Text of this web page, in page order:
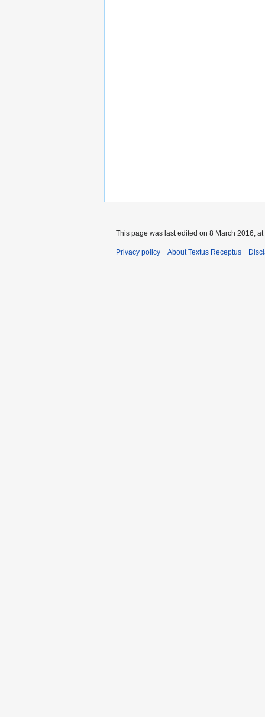
This page was last edited on 8 March 2016, at
Privacy policy About Textus Receptus